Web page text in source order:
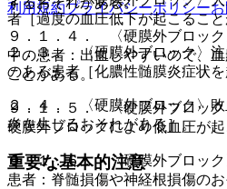
９．１．４． 〈硬膜外ブロッ
中の患者：出血しやすいので、
ことがある。
９．１．５． 〈硬膜外ブロッ
硬膜外ブロックにより低血圧が起
９．１．６． 〈硬膜外ブロック
患者：脊髄損傷や神経根損傷のお
者［過度の血圧低下が起こるこ
２．３． 〈硬膜外ブロック〉注
のある患者［化膿性髄膜炎症状を
２．４． 〈硬膜外ブロック〉
炎を生じるおそれがある］。
重要な基本的注意
利用規約プライバシーポリシー